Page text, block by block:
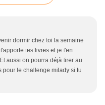
dormir chez toi la semaine
tes livres et je t'en
aussi on pourra déjà tirer au
pour le challenge milady si tu